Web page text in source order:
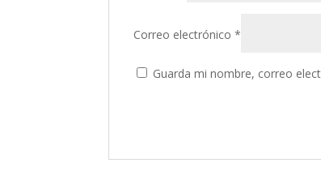
Correo electrónico*
Guarda mi nombre, correo